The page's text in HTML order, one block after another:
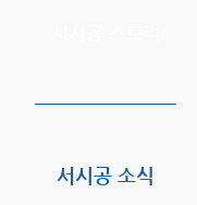
서시공 소식